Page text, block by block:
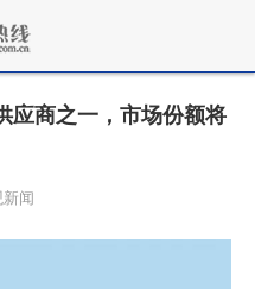
应商之一，市场份额将
闻